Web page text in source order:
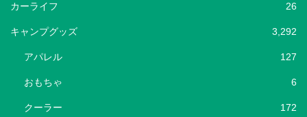
カーライフ 26
キャンプグッズ 3,292
アパレル 127
おもちゃ 6
クーラー 172